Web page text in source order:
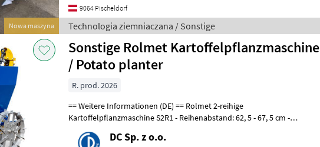
Nowa maszyna
9064 Pischeldorf
Technologia ziemniaczana / Sonstige
Sonstige Rolmet Kartoffelpflanzmaschine
/ Potato planter
R. prod. 2026
== Weitere Informationen (DE) == Rolmet 2-reihige
Kartoffelpflanzmaschine S2R1 - Reihenabstand: 62, 5 - 67, 5 cm -
DC Sp. z o.o.